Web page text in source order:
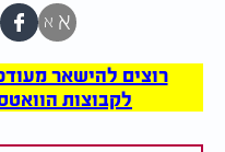
א א
רוצים להישאר
לקבוצות הוואטסאפ